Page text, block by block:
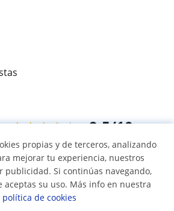
★★★★★ 9,5/10
opiniones de alumnos
Tusclases.com.ve
propias y de terceros, analizando
mejorar tu experiencia, nuestros
publicidad. Si continúas navegando,
aceptas su uso. Más info en nuestra
política de cookies